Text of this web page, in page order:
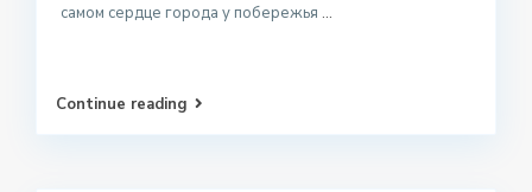
самом сердце города у побережья ...
Continue reading